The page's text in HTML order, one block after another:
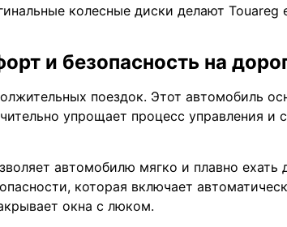
колесные диски делают Touareg
и безопасность на
поездок. Этот автомобиль
упрощает процесс управления и
автомобилю мягко и плавно
которая включает
окна с люком.